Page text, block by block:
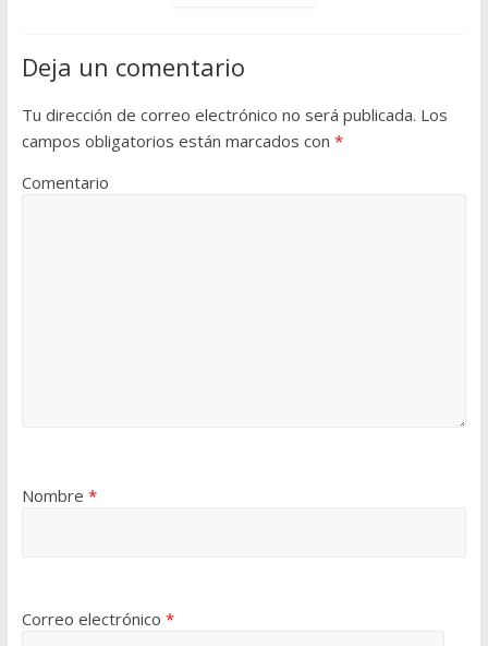
Deja un comentario
Tu dirección de correo electrónico no será publicada. Los
campos obligatorios están marcados con *
Comentario
Nombre *
Correo electrónico *